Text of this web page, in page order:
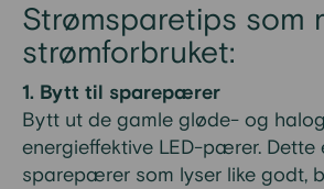
Strømsparetips som
strømforbruket:
1. Bytt til sparepærer
Bytt ut de gamle gløde- og
energieffektive LED-pærer. Dette
sparepærer som lyser like godt,